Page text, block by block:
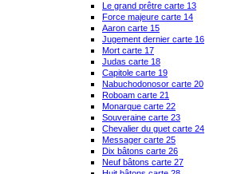
Le grand prêtre carte 13
Force majeure carte 14
Aaron carte 15
Jugement dernier carte 16
Mort carte 17
Judas carte 18
Capitole carte 19
Nabuchodonosor carte 20
Roboam carte 21
Monarque carte 22
Souveraine carte 23
Chevalier du guet carte 24
Messager carte 25
Dix bâtons carte 26
Neuf bâtons carte 27